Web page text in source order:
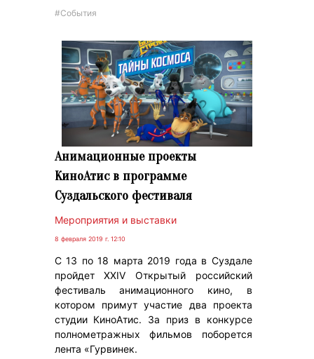
#События
Анимационные проекты
КиноАтис в программе
Суздальского фестиваля
Мероприятия и выставки
8 февраля 2019 г. 12:10
С 13 по 18 марта 2019 года в Суздале
пройдет XXIV Открытый российский
фестиваль анимационного кино, в
котором примут участие два проекта
студии КиноАтис. За приз в конкурсе
полнометражных фильмов поборется
лента «Гурвинек.